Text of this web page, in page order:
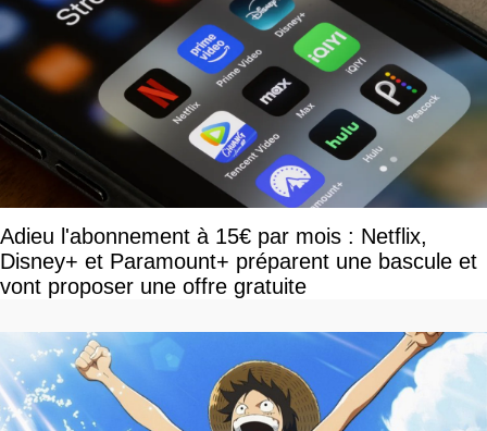
Adieu l'abonnement à 15€ par mois : Netflix,
Disney+ et Paramount+ préparent une bascule et
vont proposer une offre gratuite